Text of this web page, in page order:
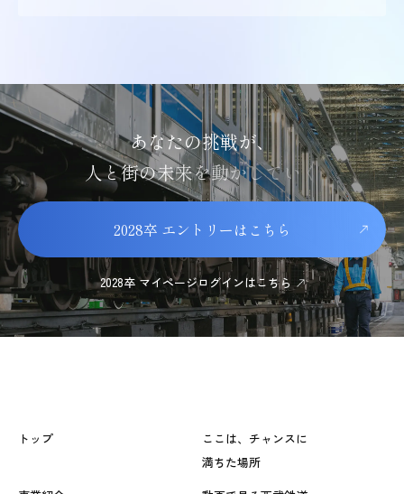
あなたの挑戦が、
人と街の未来を動かしていく
2028卒 エントリーはこちら
2028卒 マイページログインはこちら
トップ
ここは、チャンスに
満ちた場所